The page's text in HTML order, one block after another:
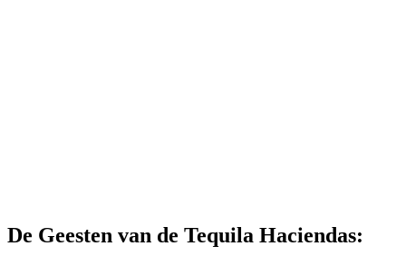
De Geesten van de Tequila Haciendas: